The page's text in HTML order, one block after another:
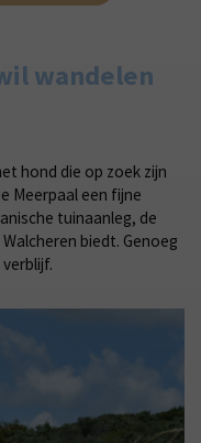
wandelen
hond die op zoek zijn
Meerpaal een fijne
tuinaanleg, de
biedt. Genoeg